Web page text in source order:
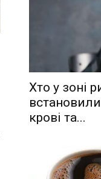
Хто у зоні
крові та...